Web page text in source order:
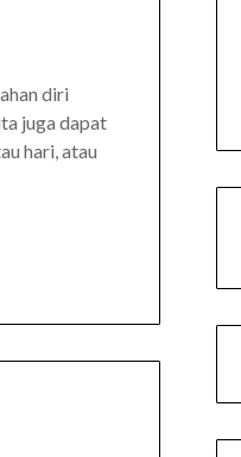
diri
juga dapat
hari, atau